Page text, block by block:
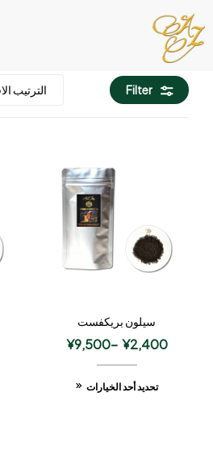
Filter
سيلون بريكفست
¥2,400
–
¥9,500
تحديد أحد الخيارات